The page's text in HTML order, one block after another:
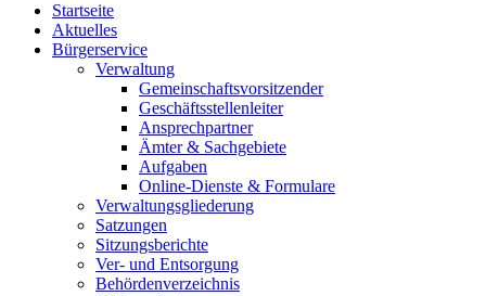
Startseite
Aktuelles
Bürgerservice
Verwaltung
Gemeinschaftsvorsitzender
Geschäftsstellenleiter
Ansprechpartner
Ämter & Sachgebiete
Aufgaben
Online-Dienste & Formulare
Verwaltungsgliederung
Satzungen
Sitzungsberichte
Ver- und Entsorgung
Behördenverzeichnis